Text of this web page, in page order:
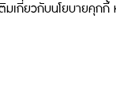
มเกี่ยวกับนโยบายคุ